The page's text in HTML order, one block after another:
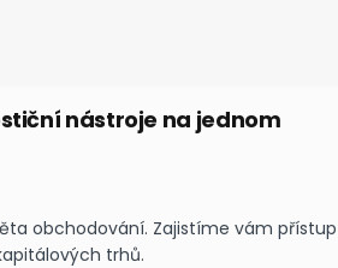
nástroje na jednom
obchodování. Zajistíme vám přístup
trhů.